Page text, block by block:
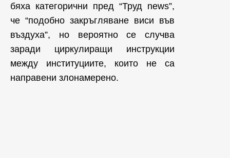
бяха категорични пред “Труд news”,
че “подобно закръгляване виси във
въздуха”, но вероятно се случва
заради циркулиращи инструкции
между институциите, които не са
направени злонамерено.